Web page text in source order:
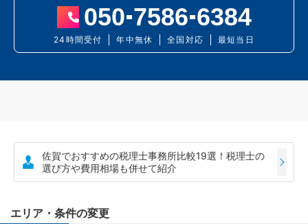
050 7586 6384
24時間受付 年中無休 全国対応 最短当日
佐賀でおすすめの税理士事務所比較19選！税理士の
選び方や費用相場も併せて紹介
エリア・条件の変更